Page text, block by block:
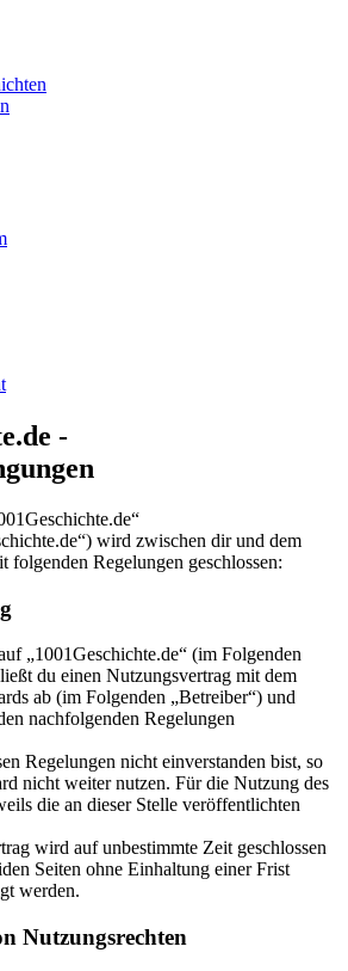
-
wird zwischen dir und dem
folgenden Regelungen geschlossen:
„1001Geschichte.de“ (im Folgenden
du einen Nutzungsvertrag mit dem
ab (im Folgenden „Betreiber“) und
nachfolgenden Regelungen
Regelungen nicht einverstanden bist, so
nicht weiter nutzen. Für die Nutzung des
die an dieser Stelle veröffentlichten
wird auf unbestimmte Zeit geschlossen
Seiten ohne Einhaltung einer Frist
werden.
Nutzungsrechten